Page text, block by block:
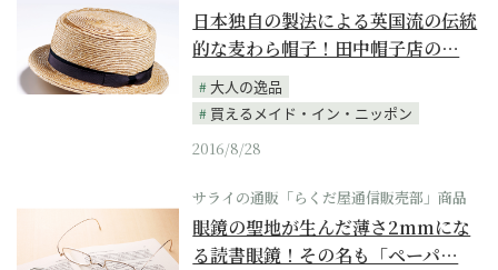
日本独自の製法による英国流の伝統
的な麦わら帽子！田中帽子店の…
大人の逸品
買えるメイド・イン・ニッポン
2016/8/28
サライの通販「らくだ屋通信販売部」商品
眼鏡の聖地が生んだ薄さ2mmにな
る読書眼鏡！その名も「ペーパ…